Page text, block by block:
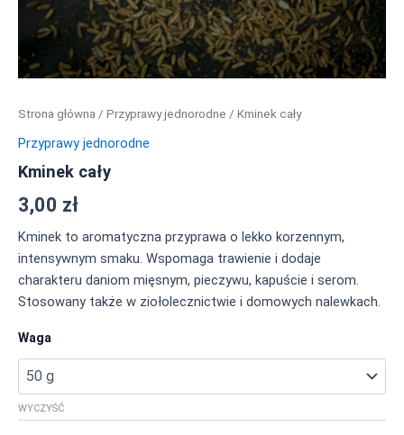
Strona główna / Przyprawy jednorodne / Kminek cały
Przyprawy jednorodne
Kminek cały
3,00 zł
Kminek to aromatyczna przyprawa o lekko korzennym,
intensywnym smaku. Wspomaga trawienie i dodaje
charakteru daniom mięsnym, pieczywu, kapuście i serom.
Stosowany także w ziołolecznictwie i domowych nalewkach.
Waga
WYCZYŚĆ